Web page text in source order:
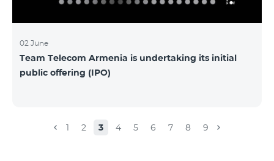
Telecom Armenia-ի գլխավոր տնօրեն Հայկ
Եսայանը նշեց, որ
02 June
Team Telecom Armenia is undertaking its initial
public offering (IPO)
1 2 3 4 5 6 7 8 9